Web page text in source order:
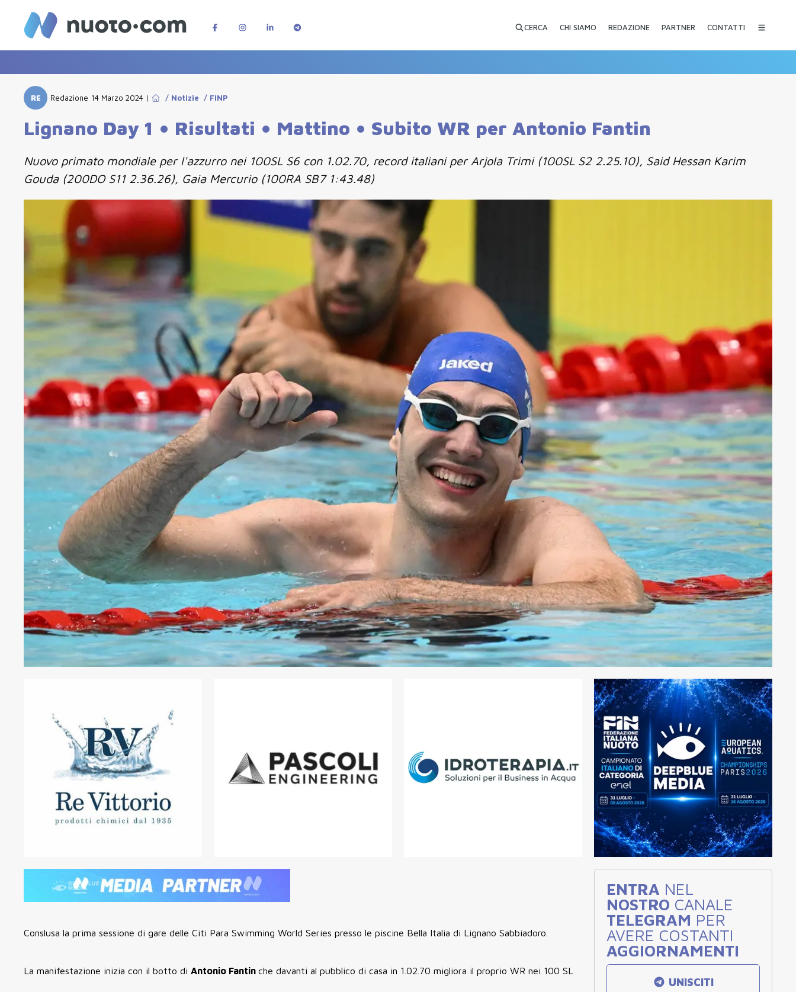
CERCA CHI SIAMO REDAZIONE PARTNER CONTATTI
RE Redazione 14 Marzo 2024 | / Notizie / FINP
Lignano Day 1 • Risultati • Mattino • Subito WR per Antonio Fantin
Nuovo primato mondiale per l'azzurro nei 100SL S6 con 1.02.70, record italiani per Arjola Trimi (100SL S2 2.25.10), Said Hessan Karim
Gouda (200DO S11 2.36.26), Gaia Mercurio (100RA SB7 1:43.48)
Conslusa la prima sessione di gare delle Citi Para Swimming World Series presso le piscine Bella Italia di Lignano Sabbiadoro.
La manifestazione inizia con il botto di Antonio Fantin che davanti al pubblico di casa in 1.02.70 migliora il proprio WR nei 100 SL
ENTRA NEL
NOSTRO CANALE
TELEGRAM PER
AVERE COSTANTI
AGGIORNAMENTI
UNISCITI